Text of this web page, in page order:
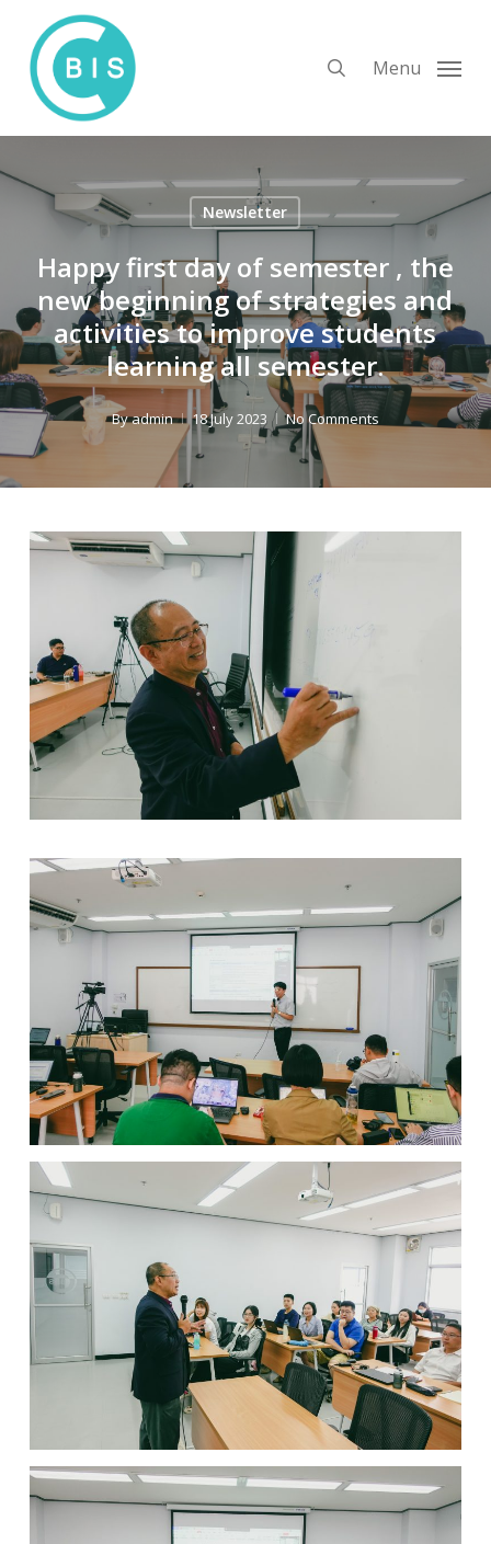
main
content
Menu
Newsletter
Happy first day of semester , the
new beginning of strategies and
activities to improve students
learning all semester.
Byadmin 18 July 2023 No Comments